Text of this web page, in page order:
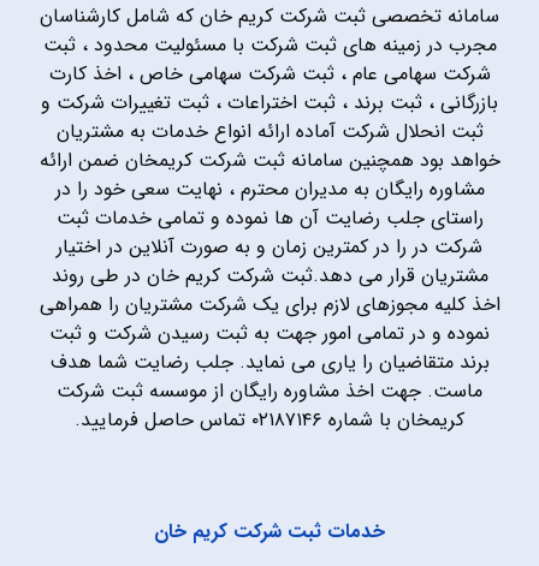
سامانه تخصصی ثبت شرکت کریم خان که شامل کارشناسان
مجرب در زمینه های ثبت شرکت با مسئولیت محدود ، ثبت
شرکت سهامی عام ، ثبت شرکت سهامی خاص ، اخذ کارت
بازرگانی ، ثبت برند ، ثبت اختراعات ، ثبت تغییرات شرکت و
ثبت انحلال شرکت آماده ارائه انواع خدمات به مشتریان
خواهد بود همچنین سامانه ثبت شرکت کریمخان ضمن ارائه
مشاوره رایگان به مدیران محترم ، نهایت سعی خود را در
راستای جلب رضایت آن ها نموده و تمامی خدمات ثبت
شرکت در را در کمترین زمان و به صورت آنلاین در اختیار
مشتریان قرار می دهد.ثبت شرکت کریم خان در طی روند
اخذ کلیه مجوزهای لازم برای یک شرکت مشتریان را همراهی
نموده و در تمامی امور جهت به ثبت رسیدن شرکت و ثبت
برند متقاضیان را یاری می نماید. جلب رضایت شما هدف
ماست. جهت اخذ مشاوره رایگان از موسسه ثبت شرکت
کریمخان با شماره ۰۲۱۸۷۱۴۶ تماس حاصل فرمایید.
خدمات ثبت شرکت کریم خان